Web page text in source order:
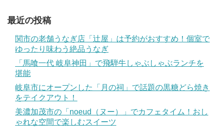
最近の投稿
関市の老舗うなぎ店「辻屋」は予約がおすすめ！個室で
ゆったり味わう絶品うなぎ
「馬喰一代 岐阜神田」で飛騨牛しゃぶしゃぶランチを
堪能
岐阜市にオープンした「月の祠」で話題の黒糖どら焼き
をテイクアウト！
美濃加茂市の「noeud（ヌー）」でカフェタイム！おし
ゃれな空間で楽しむスイーツ